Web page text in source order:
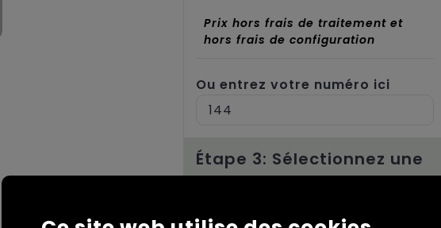
Ou entrez votre numéro ici
Prix hors frais de traitement et
hors frais de configuration
Étape 3: Sélectionnez une
opération